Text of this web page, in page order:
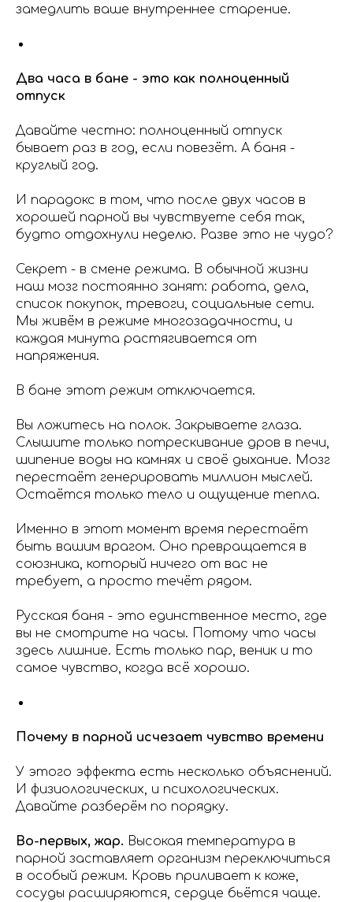
замедлить ваше внутреннее старение.
Два часа в бане - это как полноценный
отпуск
Давайте честно: полноценный отпуск
бывает раз в год, если повезёт. А баня -
круглый год.
И парадокс в том, что после двух часов в
хорошей парной вы чувствуете себя так,
будто отдохнули неделю. Разве это не чудо?
Секрет - в смене режима. В обычной жизни
наш мозг постоянно занят: работа, дела,
список покупок, тревоги, социальные сети.
Мы живём в режиме многозадачности, и
каждая минута растягивается от
напряжения.
В бане этот режим отключается.
Вы ложитесь на полок. Закрываете глаза.
Слышите только потрескивание дров в печи,
шипение воды на камнях и своё дыхание. Мозг
перестаёт генерировать миллион мыслей.
Остаётся только тело и ощущение тепла.
Именно в этот момент время перестаёт
быть вашим врагом. Оно превращается в
союзника, который ничего от вас не
требует, а просто течёт рядом.
Русская баня - это единственное место, где
вы не смотрите на часы. Потому что часы
здесь лишние. Есть только пар, веник и то
самое чувство, когда всё хорошо.
Почему в парной исчезает чувство времени
У этого эффекта есть несколько объяснений.
И физиологических, и психологических.
Давайте разберём по порядку.
Во-первых, жар. Высокая температура в
парной заставляет организм переключиться
в особый режим. Кровь приливает к коже,
сосуды расширяются, сердце бьётся чаще.